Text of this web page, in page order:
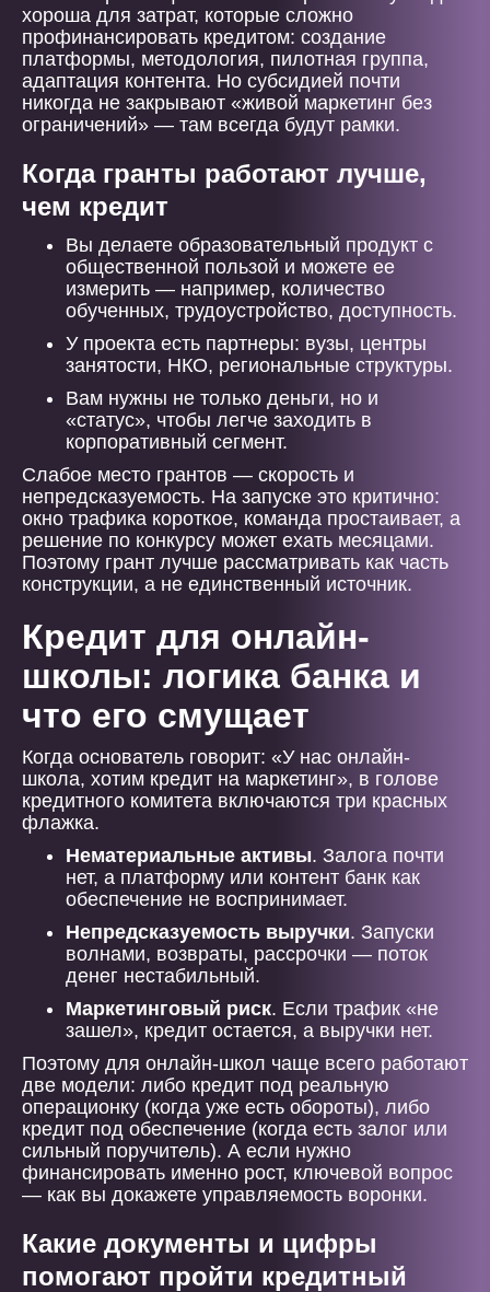
хороша для затрат, которые сложно
профинансировать кредитом: создание
платформы, методология, пилотная группа,
адаптация контента. Но субсидией почти
никогда не закрывают «живой маркетинг без
ограничений» — там всегда будут рамки.
Когда гранты работают лучше,
чем кредит
Вы делаете образовательный продукт с
общественной пользой и можете ее
измерить — например, количество
обученных, трудоустройство, доступность.
У проекта есть партнеры: вузы, центры
занятости, НКО, региональные структуры.
Вам нужны не только деньги, но и
«статус», чтобы легче заходить в
корпоративный сегмент.
Слабое место грантов — скорость и
непредсказуемость. На запуске это критично:
окно трафика короткое, команда простаивает, а
решение по конкурсу может ехать месяцами.
Поэтому грант лучше рассматривать как часть
конструкции, а не единственный источник.
Кредит для онлайн-
школы: логика банка и
что его смущает
Когда основатель говорит: «У нас онлайн-
школа, хотим кредит на маркетинг», в голове
кредитного комитета включаются три красных
флажка.
Нематериальные активы. Залога почти
нет, а платформу или контент банк как
обеспечение не воспринимает.
Непредсказуемость выручки. Запуски
волнами, возвраты, рассрочки — поток
денег нестабильный.
Маркетинговый риск. Если трафик «не
зашел», кредит остается, а выручки нет.
Поэтому для онлайн-школ чаще всего работают
две модели: либо кредит под реальную
операционку (когда уже есть обороты), либо
кредит под обеспечение (когда есть залог или
сильный поручитель). А если нужно
финансировать именно рост, ключевой вопрос
— как вы докажете управляемость воронки.
Какие документы и цифры
помогают пройти кредитный